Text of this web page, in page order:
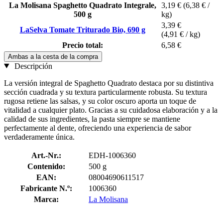
La Molisana Spaghetto Quadrato Integrale,
500 g
3,19 € (6,38 € /
kg)
LaSelva Tomate Triturado Bio, 690 g
3,39 €
(4,91 € / kg)
Precio total:
6,58 €
Ambas a la cesta de la compra
Descripción
La versión integral de Spaghetto Quadrato destaca por su distintiva
sección cuadrada y su textura particularmente robusta. Su textura
rugosa retiene las salsas, y su color oscuro aporta un toque de
vitalidad a cualquier plato. Gracias a su cuidadosa elaboración y a la
calidad de sus ingredientes, la pasta siempre se mantiene
perfectamente al dente, ofreciendo una experiencia de sabor
verdaderamente única.
Art.-Nr.:
EDH-1006360
Contenido:
500 g
EAN:
08004690611517
Fabricante N.º:
1006360
Marca:
La Molisana